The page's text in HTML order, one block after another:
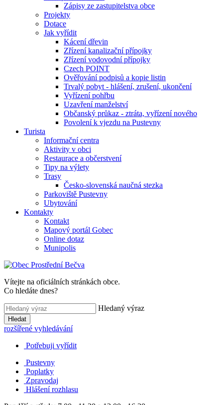
Zápisy ze zastupitelstva obce
Projekty
Dotace
Jak vyřídit
Kácení dřevin
Zřízení kanalizační přípojky
Zřízení vodovodní přípojky
Czech POINT
Ověřování podpisů a kopie listin
Trvalý pobyt - hlášení, zrušení, ukončení
Vyřízení pohřbu
Uzavření manželství
Občanský průkaz - ztráta, vyřízení nového
Povolení k vjezdu na Pustevny
Turista
Informační centra
Aktivity v obci
Restaurace a občerstvení
Tipy na výlety
Trasy
Česko-slovenská naučná stezka
Parkoviště Pustevny
Ubytování
Kontakty
Kontakt
Mapový portál Gobec
Online dotaz
Munipolis
Vítejte na oficiálních stránkách obce.
Co hledáte dnes?
Hledaný výraz
Hledat
rozšířené vyhledávání
Potřebuji vyřídit
Pustevny
Poplatky
Zpravodaj
Hlášení rozhlasu